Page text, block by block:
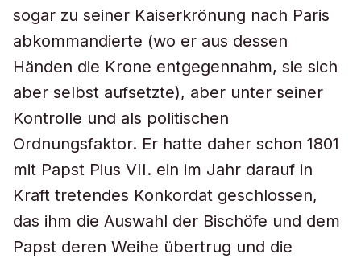
sogar zu seiner Kaiserkrönung nach Paris
abkommandierte (wo er aus dessen
Händen die Krone entgegennahm, sie sich
aber selbst aufsetzte), aber unter seiner
Kontrolle und als politischen
Ordnungsfaktor. Er hatte daher schon 1801
mit Papst Pius VII. ein im Jahr darauf in
Kraft tretendes Konkordat geschlossen,
das ihm die Auswahl der Bischöfe und dem
Papst deren Weihe übertrug und die